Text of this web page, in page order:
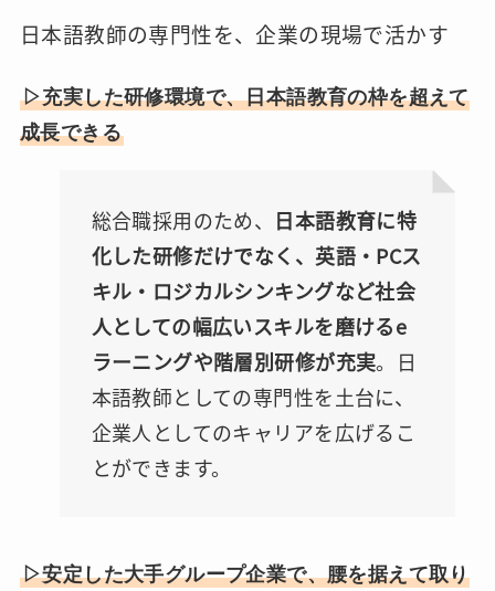
日本語教師の専門性を、企業の現場で活かす
▷充実した研修環境で、日本語教育の枠を超えて
成長できる
総合職採用のため、
日本語教育に特
化した研修だけでなく、英語・PCス
キル・ロジカルシンキングなど社会
人としての幅広いスキルを磨けるe
ラーニングや階層別研修が充実。日
本語教師としての専門性を土台に、
企業人としてのキャリアを広げるこ
とができます。
▷安定した大手グループ企業で、腰を据えて取り